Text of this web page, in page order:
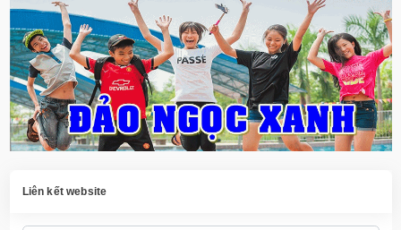
Liên kết website